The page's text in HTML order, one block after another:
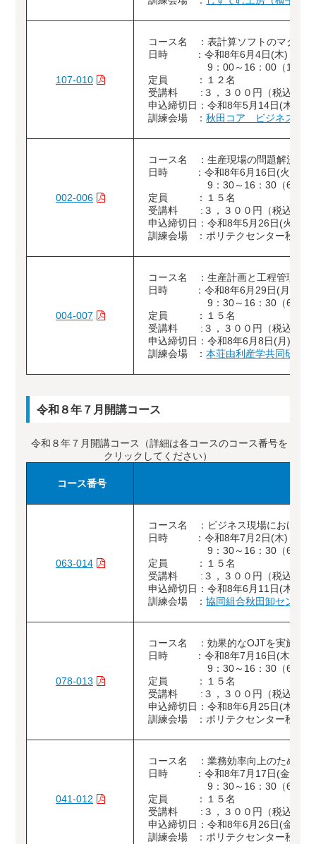
107-010
コース名 ：表計算ソフトのマクロ
日時 ：令和8年6月4日(木)・5日
9：00～16：00（12時間
定員 ：１２名
受講料 :３，３００円（税込）
申込締切日：令和8年5月14日(木)
訓練会場 ：秋田コア ビジネスカレ
002-006
コース名 ：生産現場の問題解決
日時 ：令和8年6月16日(火)
9：30～16：30（6時間
定員 ：１５名
受講料 :３，３００円（税込）
申込締切日：令和8年5月26日(火)
訓練会場 ：ポリテクセンター秋田
004-007
コース名 ：生産計画と工程管理
日時 ：令和8年6月29日(月)
9：30～16：30（6時間
定員 ：１５名
受講料 :３，３００円（税込）
申込締切日：令和8年6月8日(月)
訓練会場 ：本荘由利産学共同研究
令和８年７月開講コース
令和８年７月開講コース（詳細は各コースのコース番号を
クリックしてください）
コース番号
063-014
コース名 ：ビジネス現場における
日時 ：令和8年7月2日(木)
9：30～16：30（6時間
定員 ：１５名
受講料 :３，３００円（税込）
申込締切日：令和8年6月11日(木)
訓練会場 ：協同組合秋田卸センタ
078-013
コース名 ：効果的なOJTを実施す
日時 ：令和8年7月16日(木)
9：30～16：30（6時間
定員 ：１５名
受講料 :３，３００円（税込）
申込締切日：令和8年6月25日(木)
訓練会場 ：ポリテクセンター秋田
041-012
コース名 ：業務効率向上のための
日時 ：令和8年7月17日(金)
9：30～16：30（6時間
定員 ：１５名
受講料 :３，３００円（税込）
申込締切日：令和8年6月26日(金)
訓練会場 ：ポリテクセンター秋田